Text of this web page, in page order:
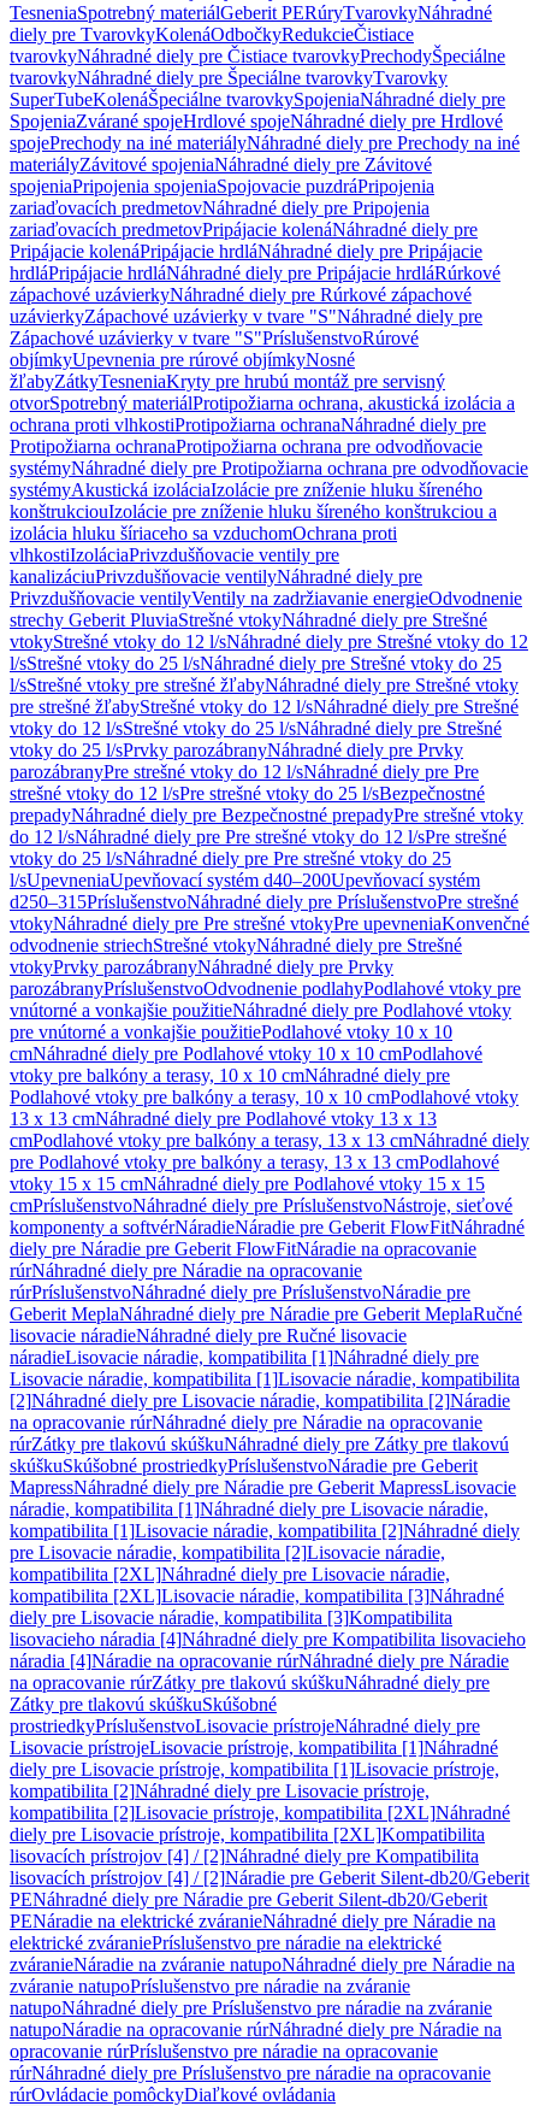
TesneniaSpotrebný materiálGeberit PERúryTvarovkyNáhradné
diely pre TvarovkyKolenáOdbočkyRedukcieČistiace
tvarovkyNáhradné diely pre Čistiace tvarovkyPrechodyŠpeciálne
tvarovkyNáhradné diely pre Špeciálne tvarovkyTvarovky
SuperTubeKolenáŠpeciálne tvarovkySpojeniaNáhradné diely pre
SpojeniaZvárané spojeHrdlové spojeNáhradné diely pre Hrdlové
spojePrechody na iné materiályNáhradné diely pre Prechody na iné
materiályZávitové spojeniaNáhradné diely pre Závitové
spojeniaPripojenia spojeniaSpojovacie puzdráPripojenia
zariaďovacích predmetovNáhradné diely pre Pripojenia
zariaďovacích predmetovPripájacie kolenáNáhradné diely pre
Pripájacie kolenáPripájacie hrdláNáhradné diely pre Pripájacie
hrdláPripájacie hrdláNáhradné diely pre Pripájacie hrdláRúrkové
zápachové uzávierkyNáhradné diely pre Rúrkové zápachové
uzávierkyZápachové uzávierky v tvare "S"Náhradné diely pre
Zápachové uzávierky v tvare "S"PríslušenstvoRúrové
objímkyUpevnenia pre rúrové objímkyNosné
žľabyZátkyTesneniaKryty pre hrubú montáž pre servisný
otvorSpotrebný materiálProtipožiarna ochrana, akustická izolácia a
ochrana proti vlhkostiProtipožiarna ochranaNáhradné diely pre
Protipožiarna ochranaProtipožiarna ochrana pre odvodňovacie
systémyNáhradné diely pre Protipožiarna ochrana pre odvodňovacie
systémyAkustická izoláciaIzolácie pre zníženie hluku šíreného
konštrukciouIzolácie pre zníženie hluku šíreného konštrukciou a
izolácia hluku šíriaceho sa vzduchomOchrana proti
vlhkostiIzoláciaPrivzdušňovacie ventily pre
kanalizáciuPrivzdušňovacie ventilyNáhradné diely pre
Privzdušňovacie ventilyVentily na zadržiavanie energieOdvodnenie
strechy Geberit PluviaStrešné vtokyNáhradné diely pre Strešné
vtokyStrešné vtoky do 12 l/sNáhradné diely pre Strešné vtoky do 12
l/sStrešné vtoky do 25 l/sNáhradné diely pre Strešné vtoky do 25
l/sStrešné vtoky pre strešné žľabyNáhradné diely pre Strešné vtoky
pre strešné žľabyStrešné vtoky do 12 l/sNáhradné diely pre Strešné
vtoky do 12 l/sStrešné vtoky do 25 l/sNáhradné diely pre Strešné
vtoky do 25 l/sPrvky parozábranyNáhradné diely pre Prvky
parozábranyPre strešné vtoky do 12 l/sNáhradné diely pre Pre
strešné vtoky do 12 l/sPre strešné vtoky do 25 l/sBezpečnostné
prepadyNáhradné diely pre Bezpečnostné prepadyPre strešné vtoky
do 12 l/sNáhradné diely pre Pre strešné vtoky do 12 l/sPre strešné
vtoky do 25 l/sNáhradné diely pre Pre strešné vtoky do 25
l/sUpevneniaUpevňovací systém d40–200Upevňovací systém
d250–315PríslušenstvoNáhradné diely pre PríslušenstvoPre strešné
vtokyNáhradné diely pre Pre strešné vtokyPre upevneniaKonvenčné
odvodnenie striechStrešné vtokyNáhradné diely pre Strešné
vtokyPrvky parozábranyNáhradné diely pre Prvky
parozábranyPríslušenstvoOdvodnenie podlahyPodlahové vtoky pre
vnútorné a vonkajšie použitieNáhradné diely pre Podlahové vtoky
pre vnútorné a vonkajšie použitiePodlahové vtoky 10 x 10
cmNáhradné diely pre Podlahové vtoky 10 x 10 cmPodlahové
vtoky pre balkóny a terasy, 10 x 10 cmNáhradné diely pre
Podlahové vtoky pre balkóny a terasy, 10 x 10 cmPodlahové vtoky
13 x 13 cmNáhradné diely pre Podlahové vtoky 13 x 13
cmPodlahové vtoky pre balkóny a terasy, 13 x 13 cmNáhradné diely
pre Podlahové vtoky pre balkóny a terasy, 13 x 13 cmPodlahové
vtoky 15 x 15 cmNáhradné diely pre Podlahové vtoky 15 x 15
cmPríslušenstvoNáhradné diely pre PríslušenstvoNástroje, sieťové
komponenty a softvérNáradieNáradie pre Geberit FlowFitNáhradné
diely pre Náradie pre Geberit FlowFitNáradie na opracovanie
rúrNáhradné diely pre Náradie na opracovanie
rúrPríslušenstvoNáhradné diely pre PríslušenstvoNáradie pre
Geberit MeplaNáhradné diely pre Náradie pre Geberit MeplaRučné
lisovacie náradieNáhradné diely pre Ručné lisovacie
náradieLisovacie náradie, kompatibilita [1]Náhradné diely pre
Lisovacie náradie, kompatibilita [1]Lisovacie náradie, kompatibilita
[2]Náhradné diely pre Lisovacie náradie, kompatibilita [2]Náradie
na opracovanie rúrNáhradné diely pre Náradie na opracovanie
rúrZátky pre tlakovú skúškuNáhradné diely pre Zátky pre tlakovú
skúškuSkúšobné prostriedkyPríslušenstvoNáradie pre Geberit
MapressNáhradné diely pre Náradie pre Geberit MapressLisovacie
náradie, kompatibilita [1]Náhradné diely pre Lisovacie náradie,
kompatibilita [1]Lisovacie náradie, kompatibilita [2]Náhradné diely
pre Lisovacie náradie, kompatibilita [2]Lisovacie náradie,
kompatibilita [2XL]Náhradné diely pre Lisovacie náradie,
kompatibilita [2XL]Lisovacie náradie, kompatibilita [3]Náhradné
diely pre Lisovacie náradie, kompatibilita [3]Kompatibilita
lisovacieho náradia [4]Náhradné diely pre Kompatibilita lisovacieho
náradia [4]Náradie na opracovanie rúrNáhradné diely pre Náradie
na opracovanie rúrZátky pre tlakovú skúškuNáhradné diely pre
Zátky pre tlakovú skúškuSkúšobné
prostriedkyPríslušenstvoLisovacie prístrojeNáhradné diely pre
Lisovacie prístrojeLisovacie prístroje, kompatibilita [1]Náhradné
diely pre Lisovacie prístroje, kompatibilita [1]Lisovacie prístroje,
kompatibilita [2]Náhradné diely pre Lisovacie prístroje,
kompatibilita [2]Lisovacie prístroje, kompatibilita [2XL]Náhradné
diely pre Lisovacie prístroje, kompatibilita [2XL]Kompatibilita
lisovacích prístrojov [4] / [2]Náhradné diely pre Kompatibilita
lisovacích prístrojov [4] / [2]Náradie pre Geberit Silent-db20/Geberit
PENáhradné diely pre Náradie pre Geberit Silent-db20/Geberit
PENáradie na elektrické zváranieNáhradné diely pre Náradie na
elektrické zváraniePríslušenstvo pre náradie na elektrické
zváranieNáradie na zváranie natupoNáhradné diely pre Náradie na
zváranie natupoPríslušenstvo pre náradie na zváranie
natupoNáhradné diely pre Príslušenstvo pre náradie na zváranie
natupoNáradie na opracovanie rúrNáhradné diely pre Náradie na
opracovanie rúrPríslušenstvo pre náradie na opracovanie
rúrNáhradné diely pre Príslušenstvo pre náradie na opracovanie
rúrOvládacie pomôckyDiaľkové ovládania